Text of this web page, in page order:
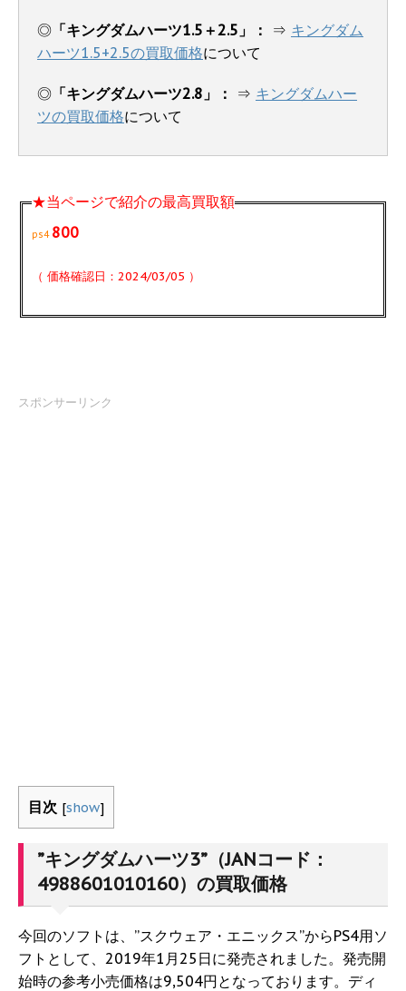
◎ 「キングダムハーツ1.5＋2.5」： ⇒ キングダム
ハーツ1.5+2.5の買取価格について
◎ 「キングダムハーツ2.8」： ⇒ キングダムハー
ツの買取価格について
★当ページで紹介の最高買取額
ps4 800
（ 価格確認日：2024/03/05 ）
スポンサーリンク
目次 [show]
”キングダムハーツ3”（JANコード：
4988601010160）の買取価格
今回のソフトは、”スクウェア・エニックス”からPS4用ソ
フトとして、2019年1月25日に発売されました。発売開
始時の参考小売価格は9,504円となっております。ディ